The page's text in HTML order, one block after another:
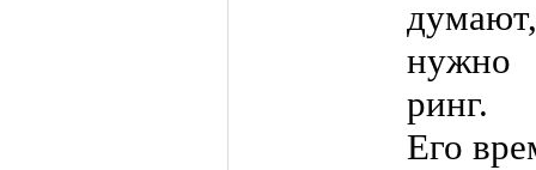
нужно
ринг.
Его